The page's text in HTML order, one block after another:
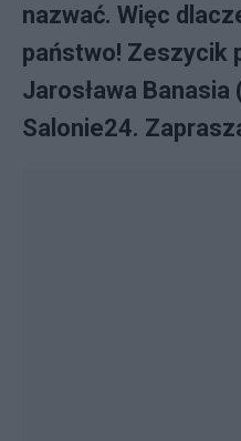
nazwać. Więc
państwo! Zeszycik
Jarosława
Salonie24.